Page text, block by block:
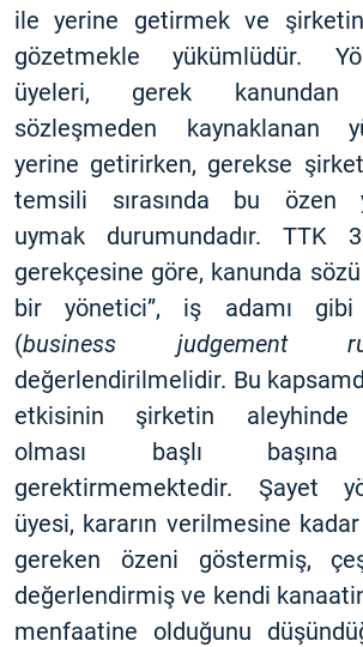
ile yerine getirmek ve
gözetmekle yükümlüdür.
üyeleri, gerek
sözleşmeden kaynaklanan
yerine getirirken, gerekse
temsili sırasında bu özen
uymak durumundadır. TTK
gerekçesine göre, kanunda
bir yönetici”, iş adamı
(business judgement
değerlendirilmelidir. Bu
etkisinin şirketin aleyhinde
olması başlı başına
gerektirmemektedir. Şayet
üyesi, kararın verilmesine
gereken özeni göstermiş,
değerlendirmiş ve kendi
menfaatine olduğunu